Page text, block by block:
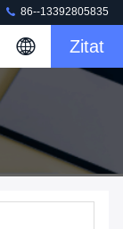
86--13392805835
Zitat